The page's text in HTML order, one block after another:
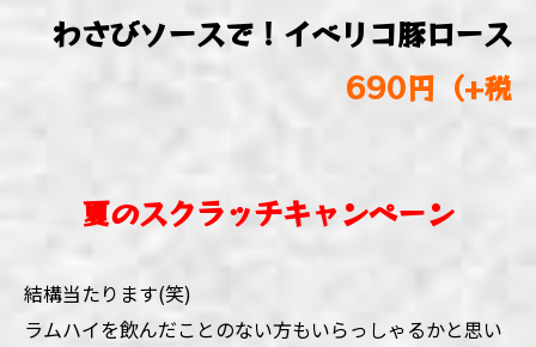
わさびソースで！イベリコ豚ロース
690円（+税
夏のスクラッチキャンペーン
結構当たります(笑)
ラムハイを飲んだことのない方もいらっしゃるかと思い